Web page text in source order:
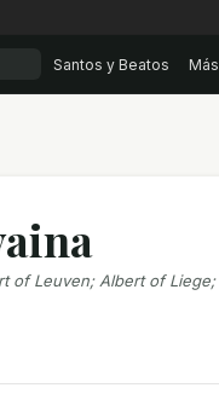
Santos y Beatos Más
of Leuven; Albert of Liege;